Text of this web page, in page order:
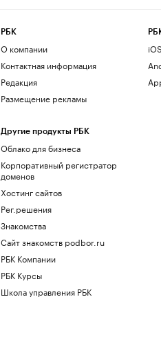
РБК
О компании
Контактная информация
Редакция
Размещение рекламы
Другие продукты РБК
Облако для бизнеса
Корпоративный регистратор
доменов
Хостинг сайтов
Рег.решения
Знакомства
Сайт знакомств podbor.ru
РБК Компании
РБК Курсы
Школа управления РБК
iOS